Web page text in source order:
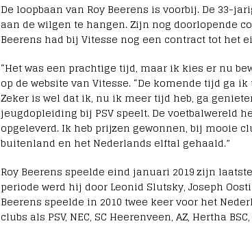
De loopbaan van Roy Beerens is voorbij. De 33-
aan de wilgen te hangen. Zijn nog doorlopende
Beerens had bij Vitesse nog een contract tot het
“Het was een prachtige tijd, maar ik kies er nu
op de website van Vitesse. “De komende tijd ga
Zeker is wel dat ik, nu ik meer tijd heb, ga
jeugdopleiding bij PSV speelt. De voetbalwereld
opgeleverd. Ik heb prijzen gewonnen, bij mooie
buitenland en het Nederlands elftal gehaald.”
Roy Beerens speelde eind januari 2019 zijn
periode werd hij door Leonid Slutsky, Joseph
Beerens speelde in 2010 twee keer voor het
clubs als PSV, NEC, SC Heerenveen, AZ, Hertha